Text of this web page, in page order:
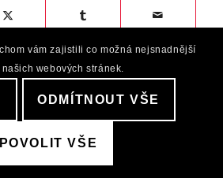
vám zajistili co možná nejsnadnější
webových stránek.
ODMÍTNOUT VŠE
POVOLIT VŠE